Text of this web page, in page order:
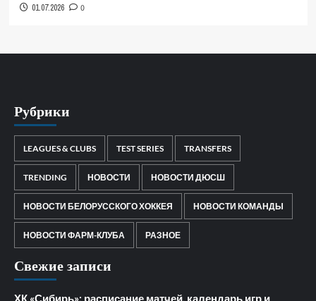
01.07.2026 0
Рубрики
LEAGUES & CLUBS TEST SERIES TRANSFERS
TRENDING НОВОСТИ НОВОСТИ ДЮСШ
НОВОСТИ БЕЛОРУССКОГО ХОККЕЯ НОВОСТИ КОМАНДЫ
НОВОСТИ ФАРМ-КЛУБА РАЗНОЕ
Свежие записи
ХК «Сибирь»: расписание матчей, календарь игр и